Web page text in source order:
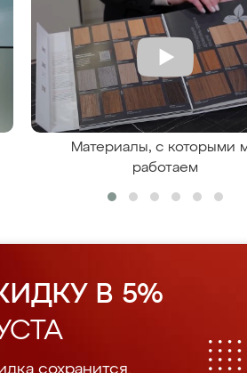
Материалы, с которыми
работаем
В 5%
сохранится.